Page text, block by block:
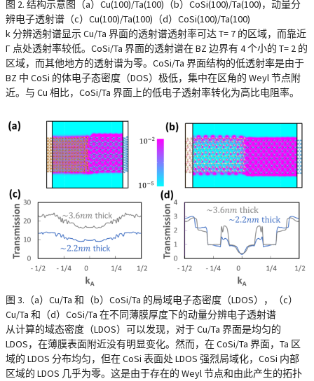
图 2. 结构示意图（a）Cu(100)/Ta(100)（b）CoSi(100)/Ta(100)，动量分
辨电子透射谱（c）Cu(100)/Ta(100)（d）CoSi(100)/Ta(100)
k 分辨透射谱显示 Cu/Ta 界面的透射谱透射率可达 T= 7 的区域，而靠近
Γ 点处透射率较低。CoSi/Ta 界面的透射谱在 BZ 边界有 4 个小的 T= 2 的
区域，而其他地方的透射谱为零。CoSi/Ta 界面结构的低透射率是由于
BZ 中 CoSi 的体电子态密度（DOS）极低，集中在区角的 Weyl 节点附
近。与 Cu 相比，CoSi/Ta 界面上的低电子透射率转化为高比电阻率。
图 3.（a）Cu/Ta 和（b）CoSi/Ta 的局域电子态密度（LDOS），（c）
Cu/Ta 和（d）CoSi/Ta 在不同薄膜厚度下的动量分辨电子透射谱
从计算的域态密度（LDOS）可以发现，对于 Cu/Ta 界面是均匀的
LDOS，在薄膜表面附近没有明显变化。然而，在 CoSi/Ta 界面，Ta 区
域的 LDOS 分布均匀，但在 CoSi 表面处 LDOS 强烈局域化，CoSi 内部
区域的 LDOS 几乎为零。这是由于存在的 Weyl 节点和由此产生的拓扑